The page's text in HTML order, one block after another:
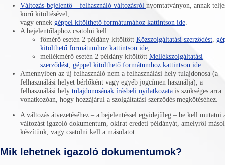
Változás-bejelentő – felhasználó változásról nyomtatványon, annak
körű kitöltésével,
vagy ennek géppel kitölthető formátumához kattintson ide
A bejelentőlaphoz csatolni kell:
főmérő esetén 2 példány kitöltött Közszolgáltatási szerződést
kitölthető formátumhoz kattintson ide
mellékmérő esetén 2 példány kitöltött Mellékszolgáltatási
szerződést géppel kitölthető formátumhoz kattintson ide
Amennyiben az új felhasználó nem a felhasználási hely tulajdonosa (a
felhasználási helyet bérlőként vagy egyéb jogcímen használja), a
felhasználási hely tulajdonosának írásbeli nyilatkozata is szükséges arra
vonatkozóan, hogy hozzájárul a szolgáltatási szerződés megkötéséhez.
A változás átvezetéséhez – a bejelentéssel egyidejűleg – be kell mutatni
változást igazoló dokumentum, okirat eredeti példányát, amelyről
készítünk, vagy csatolni kell a másolatot.
Mik lehetnek igazoló dokumentumok?